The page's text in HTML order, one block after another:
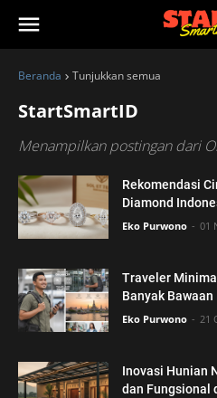
Beranda Tunjukkan semua
StartSmartID
Menampilkan postingan dari
Rekomendasi
Diamond
Eko Purwono 01
Traveler
Banyak Bawaan
Eko Purwono 21
Inovasi Hunian
dan Fungsional